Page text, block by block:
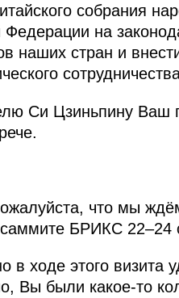
собрания
на
наших стран и
Си Цзиньпину Ваш
что мы
БРИКС 22–24
ходе этого визита
Вы были какое-то